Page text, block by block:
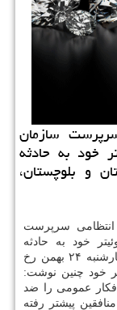
سازمان
خود به حادثه
در سیستان و بلوچستان،
سرپرست
خود به حادثه
تروریستی سیستان و بلوچستان كه شامگاه چهارشنبه ۲۴ بهمن رخ
خود چنین نوشت:
عمومی را ضد
پیشتر رفته